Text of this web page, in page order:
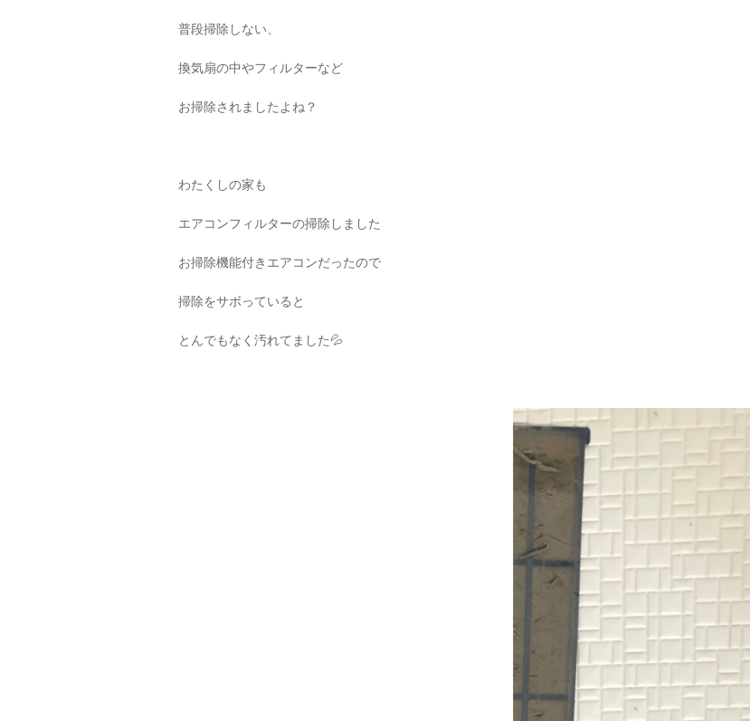
普段掃除しない、
換気扇の中やフィルターなど
お掃除されましたよね？
わたくしの家も
エアコンフィルターの掃除しました
お掃除機能付きエアコンだったので
掃除をサボっていると
とんでもなく汚れてました💦